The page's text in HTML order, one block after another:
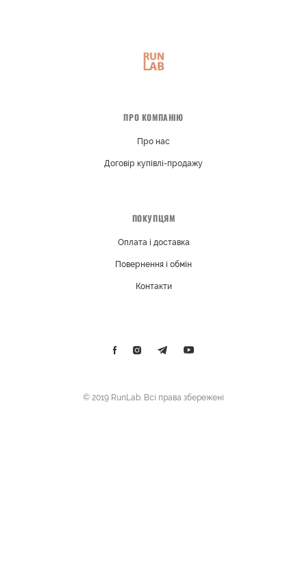
ПРО КОМПАНІЮ
Про нас
Договір купівлі-продажу
ПОКУПЦЯМ
Оплата і доставка
Повернення і обмін
Контакти
© 2019 RunLab. Всі права збережені